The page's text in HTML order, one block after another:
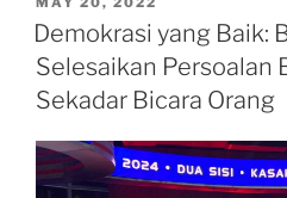
ON
Demokrasi yang Baik:
Selesaikan Persoalan
Sekadar Bicara Orang